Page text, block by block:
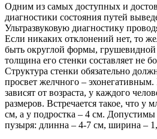
Одним из самых доступных и
диагностики состояния путей
Ультразвуковую диагностику
Если никаких отклонений нет, то
быть округлой формы,
толщина его стенки составляет не
Структура стенки обязательно
просвет желчного –
зависят от возраста, у каждого
размеров. Встречается такое, что у
см, а у подростка – 4 см.
пузыря: длинна – 4-7 см, ширина –